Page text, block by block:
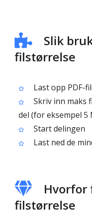
Slik
filstørrelse
Last opp PDF-
Skriv inn maks
del (for eksempel 5
Start delingen
Last ned de
Hvorfor
filstørrelse